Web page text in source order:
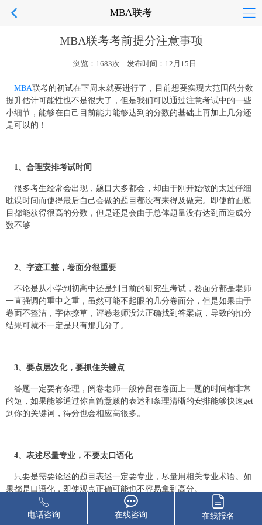
MBA联考
MBA联考考前提分注意事项
浏览：1683次 发布时间：12月15日
MBA联考的初试在下周末就要进行了，目前想要实现大范围的分数
提升估计可能性也不是很大了，但是我们可以通过注意考试中的一些
小细节，能够在自己目前能力能够达到的分数的基础上再加上几分还
是可以的！
1、 合理安排考试时间
很多考生经常会出现，题目大多都会，却由于刚开始做的太过仔细
耽误时间而使得最后自己会做的题目都没有来得及做完。即使前面题
目都能获得很高的分数，但是还是会由于总体题量没有达到而造成分
数不够
2、字迹工整，卷面分很重要
不论是从小学到初高中还是到目前的研究生考试，卷面分都是老师
一直强调的重中之重，虽然可能不起眼的几分卷面分，但是如果由于
卷面不整洁，字体撩草，评卷老师没法正确找到答案点，导致的扣分
结果可就不一定是只有那几分了。
3、要点层次化，要抓住关键点
答题一定要有条理，阅卷老师一般停留在卷面上一题的时间都非常
的短，如果能够通过你言简意赅的表述和条理清晰的安排能够快速get
到你的关键词，得分也会相应高很多。
4、表述尽量专业，不要太口语化
只要是需要论述的题目表述一定要专业，尽量用相关专业术语。如
果都是口语化，即使观点正确可能也不容易拿到高分。
电话咨询 在线咨询 在线报名